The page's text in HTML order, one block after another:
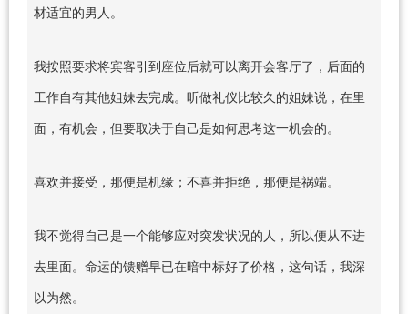
材适宜的男人。
我按照要求将宾客引到座位后就可以离开会客厅了，后面的
工作自有其他姐妹去完成。听做礼仪比较久的姐妹说，在里
面，有机会，但要取决于自己是如何思考这一机会的。
喜欢并接受，那便是机缘；不喜并拒绝，那便是祸端。
我不觉得自己是一个能够应对突发状况的人，所以便从不进
去里面。命运的馈赠早已在暗中标好了价格，这句话，我深
以为然。